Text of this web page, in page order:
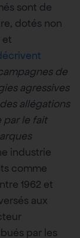
sont de
dotés non
et
de
agressives
allégations
par le fait
industrie
comme
1962 et
aux
par les